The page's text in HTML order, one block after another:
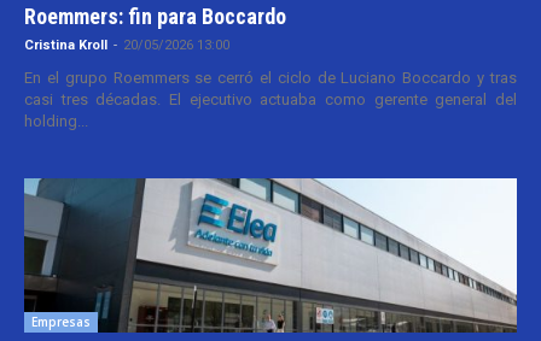
Roemmers: fin para Boccardo
Cristina Kroll - 20/05/2026 13:00
En el grupo Roemmers se cerró el ciclo de Luciano Boccardo y tras
casi tres décadas. El ejecutivo actuaba como gerente general del
holding...
Empresas